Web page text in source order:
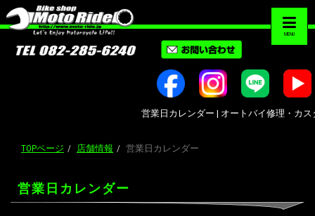
MENU
営業日カレンダー | オートバイ修理・カス
TOPページ 店舗情報 営業日カレンダー
営業日カレンダー